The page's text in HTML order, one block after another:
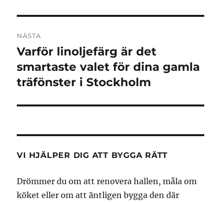
NÄSTA
Nästa
inlägg:
Varför linoljefärg är det
smartaste valet för dina gamla
träfönster i Stockholm
VI HJÄLPER DIG ATT BYGGA RÄTT
Drömmer du om att renovera hallen, måla om
köket eller om att äntligen bygga den där